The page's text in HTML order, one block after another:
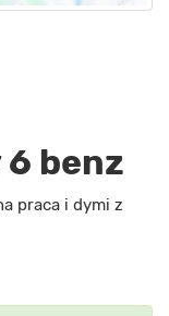
benz
praca i dymi z